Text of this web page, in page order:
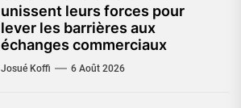
unissent leurs forces pour
lever les barrières aux
échanges commerciaux
Josué Koffi 6 Août 2026